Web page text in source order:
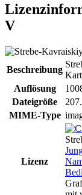
V
Beschreibung
Auflösung
Dateigröße
MIME-Type
Lizenz